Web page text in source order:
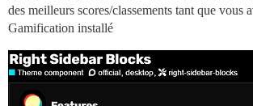
des meilleurs scores/classements tant que vous
Gamification installé